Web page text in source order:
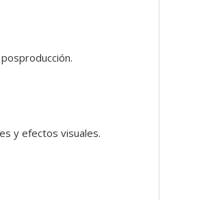
y efectos visuales.